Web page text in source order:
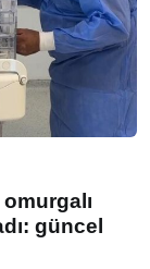
güncel